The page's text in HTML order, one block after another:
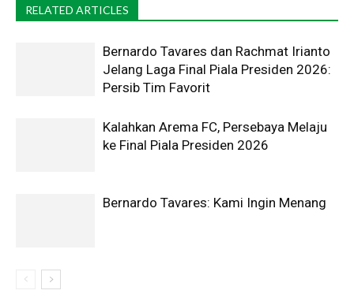
RELATED ARTICLES
Bernardo Tavares dan Rachmat Irianto
Jelang Laga Final Piala Presiden 2026:
Persib Tim Favorit
Kalahkan Arema FC, Persebaya Melaju
ke Final Piala Presiden 2026
Bernardo Tavares: Kami Ingin Menang